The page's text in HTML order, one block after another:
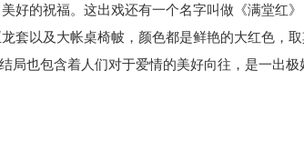
好的祝福。这出戏还有一个名字叫做《满堂红
套以及大帐桌椅帔，颜色都是鲜艳的大红色，
局也包含着人们对于爱情的美好向往，是一出极